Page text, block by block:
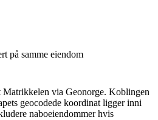
på samme eiendom
Matrikkelen via Geonorge. Koblingen
geocodede koordinat ligger inni
naboeiendommer hvis